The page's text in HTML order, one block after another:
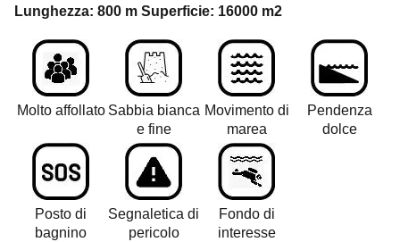
Lunghezza: 800 m Superficie: 16000 m2
Molto affollato Sabbia bianca
e fine
Movimento di
marea
Pendenza
dolce
Posto di
bagnino
Segnaletica di
pericolo
Fondo di
interesse